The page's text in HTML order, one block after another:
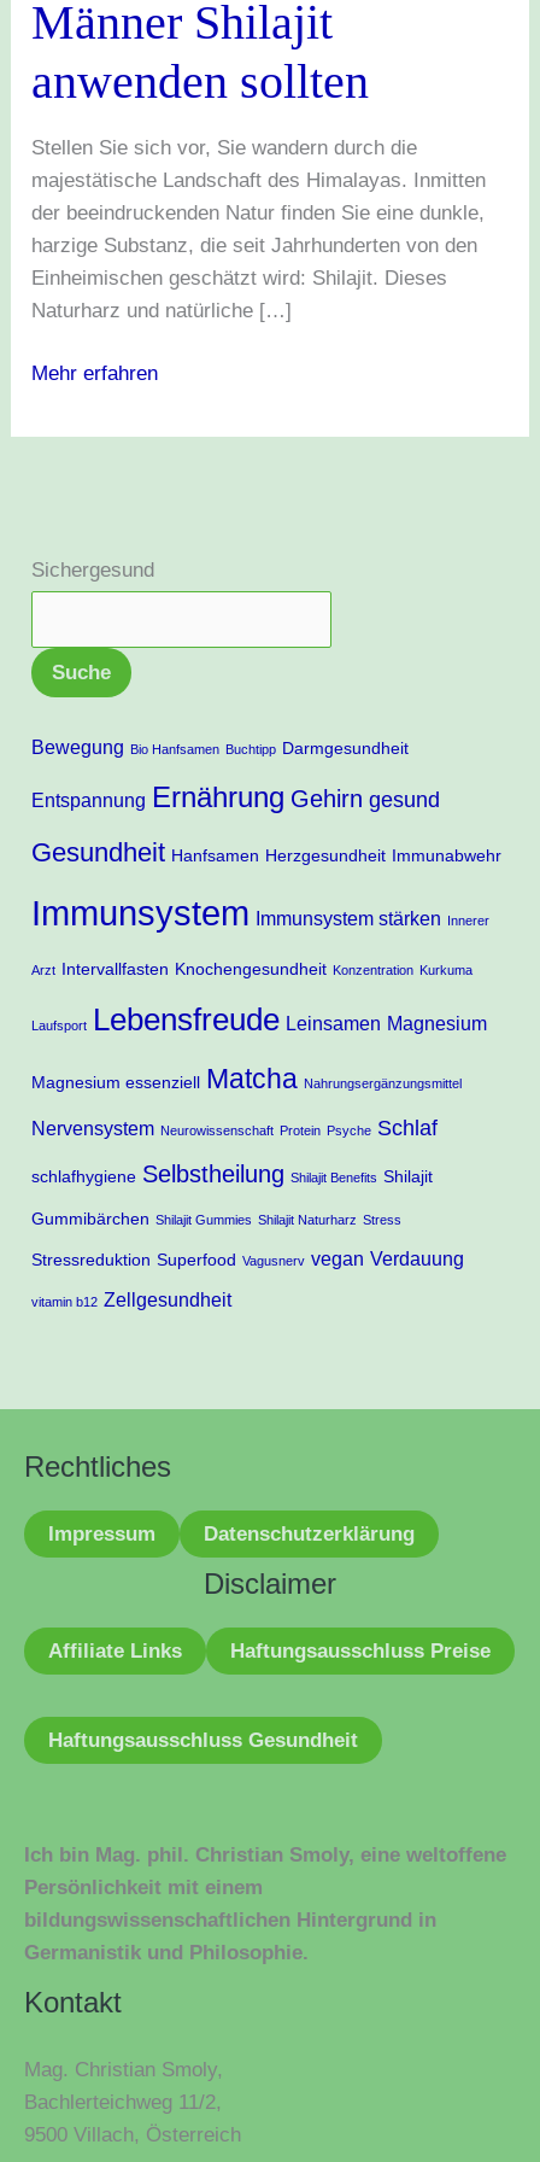
Männer Shilajit
anwenden sollten
Stellen Sie sich vor, Sie wandern durch die
majestätische Landschaft des Himalayas. Inmitten
der beeindruckenden Natur finden Sie eine dunkle,
harzige Substanz, die seit Jahrhunderten von den
Einheimischen geschätzt wird: Shilajit. Dieses
Naturharz und natürliche […]
anwenden
Mehr erfahren
Sichergesund
Suche
Bewegung Bio Hanfsamen Buchtipp Darmgesundheit
Entspannung Ernährung Gehirn gesund
Gesundheit Hanfsamen Herzgesundheit Immunabwehr
Immunsystem Immunsystem stärken Innerer
Arzt Intervallfasten Knochengesundheit Konzentration Kurkuma
Laufsport Lebensfreude Leinsamen Magnesium
Magnesium essenziell Matcha Nahrungsergänzungsmittel
Nervensystem Neurowissenschaft Protein Psyche Schlaf
schlafhygiene Selbstheilung Shilajit Benefits Shilajit
Gummibärchen Shilajit Gummies Shilajit Naturharz Stress
Stressreduktion Superfood Vagusnerv vegan Verdauung
vitamin b12 Zellgesundheit
Rechtliches
Impressum Datenschutzerklärung
Disclaimer
Affiliate Links Haftungsausschluss Preise
Haftungsausschluss Gesundheit
Ich bin Mag. phil. Christian Smoly, eine weltoffene
Persönlichkeit mit einem
bildungswissenschaftlichen Hintergrund in
Germanistik und Philosophie.
Kontakt
Mag. Christian Smoly,
Bachlerteichweg 11/2,
9500 Villach, Österreich